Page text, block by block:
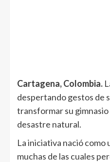
Cartagena, Colombia.
despertando gestos de
transformar su
desastre natural.
La iniciativa nació
muchas de las cuales